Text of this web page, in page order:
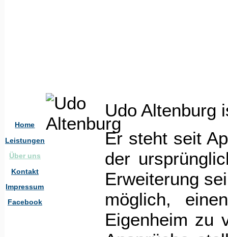
Home
Leistungen
Über uns
Kontakt
Impressum
Facebook
Udo Altenburg
Er steht seit
der
Erweiterung
möglich,
Eigenheim zu